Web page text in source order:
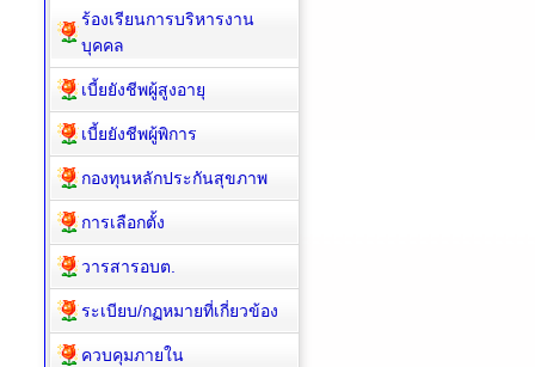
ร้องเรียนการบริหารงาน
บุคคล
เบี้ยยังชีพผู้สูงอายุ
เบี้ยยังชีพผู้พิการ
กองทุนหลักประกันสุขภาพ
การเลือกตั้ง
วารสารอบต.
ระเบียบ/กฏหมายที่เกี่ยวข้อง
ควบคุมภายใน